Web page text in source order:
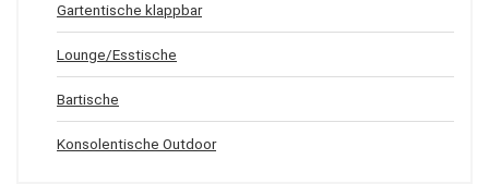
Gartentische klappbar
Lounge/Esstische
Bartische
Konsolentische Outdoor